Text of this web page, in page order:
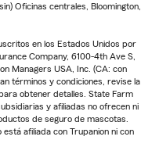
Oficinas centrales, Bloomington,
en los Estados Unidos por
Company, 6100-4th Ave S,
Managers USA, Inc. (CA: con
términos y condiciones, revise la
obtener detalles. State Farm
y afiliadas no ofrecen ni
de seguro de mascotas.
afiliada con Trupanion ni con